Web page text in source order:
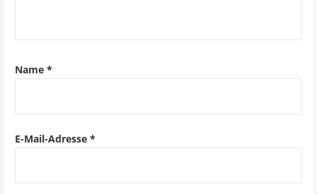
a
o
Name *
E-Mail-Adresse *